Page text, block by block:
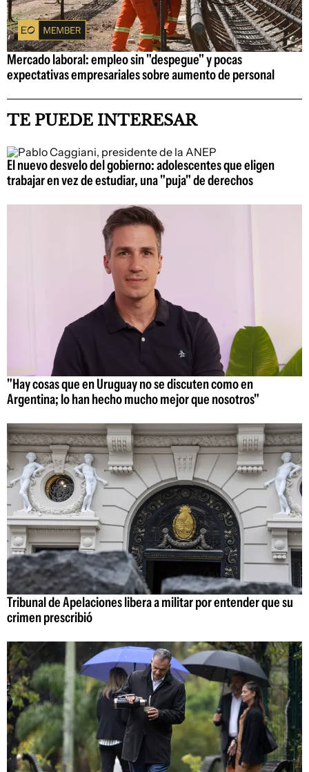
Mercado laboral: empleo sin "despegue" y pocas
expectativas empresariales sobre aumento de personal
TE PUEDE INTERESAR
El nuevo desvelo del gobierno: adolescentes que eligen
trabajar en vez de estudiar, una "puja" de derechos
"Hay cosas que en Uruguay no se discuten como en
Argentina; lo han hecho mucho mejor que nosotros"
Tribunal de Apelaciones libera a militar por entender que su
crimen prescribió